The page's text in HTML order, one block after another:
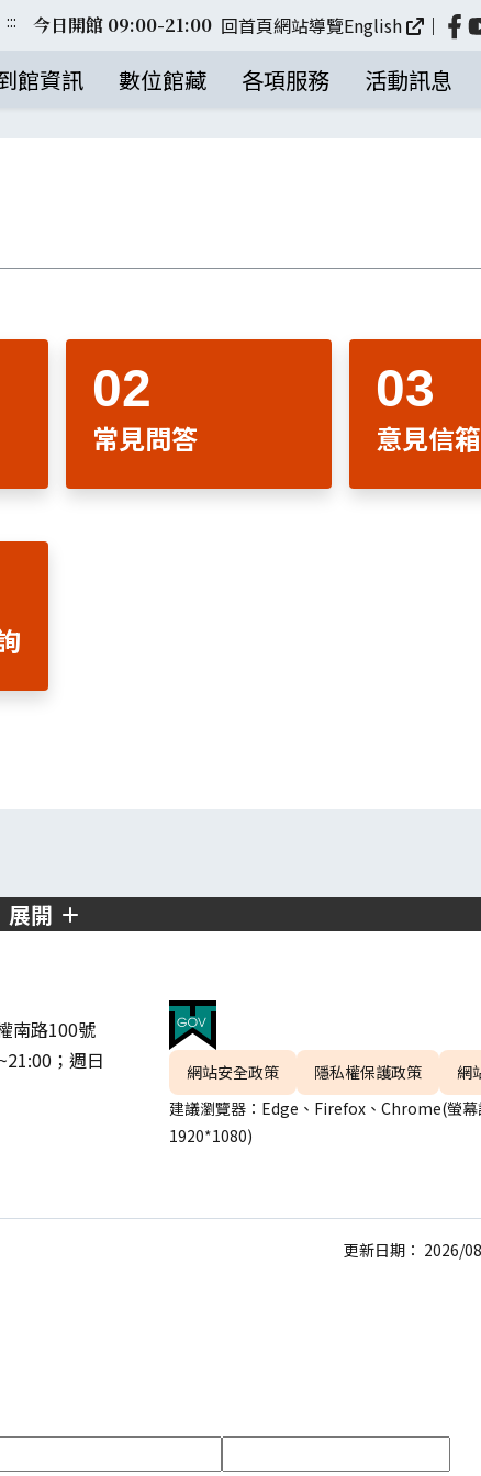
::: 今日開館 09:00-21:00 回首頁網站導覽English ｜
館資訊 數位館藏 各項服務 活動訊息
常見問答 意見信箱
展開
南路100號
；週日
網站安全政策 隱私權保護政策
網
建議瀏覽器：Edge、Firefox、Chrome(螢幕
1920*1080)
更新日期： 2026/